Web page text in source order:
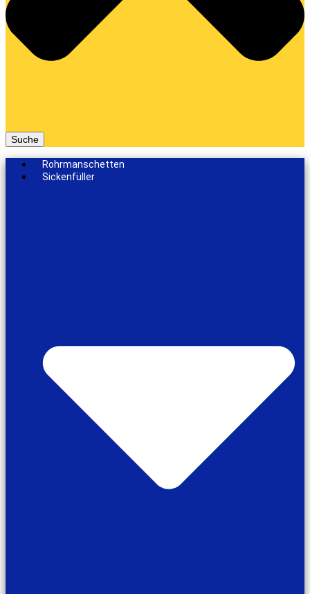
Suche
Rohrmanschetten
Sickenfüller